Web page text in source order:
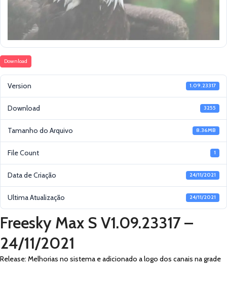
Download
Version 1.09.23317
Download 3255
Tamanho do Arquivo 8.36MB
File Count 1
Data de Criação 24/11/2021
Ultima Atualização 24/11/2021
Freesky Max S V1.09.23317 –
24/11/2021
Release: Melhorias no sistema e adicionado a logo dos canais na grade